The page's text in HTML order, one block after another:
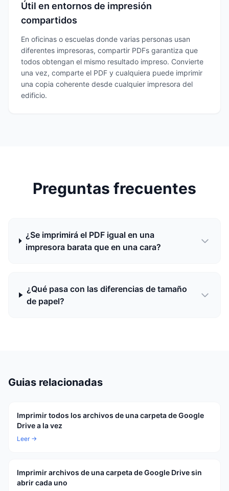
Útil en entornos de impresión
compartidos
En oficinas o escuelas donde varias personas usan
diferentes impresoras, compartir PDFs garantiza que
todos obtengan el mismo resultado impreso. Convierte
una vez, comparte el PDF y cualquiera puede imprimir
una copia coherente desde cualquier impresora del
edificio.
Preguntas frecuentes
¿Se imprimirá el PDF igual en una
impresora barata que en una cara?
¿Qué pasa con las diferencias de tamaño
de papel?
Guias relacionadas
Imprimir todos los archivos de una carpeta de Google
Drive a la vez
Leer →
Imprimir archivos de una carpeta de Google Drive sin
abrir cada uno